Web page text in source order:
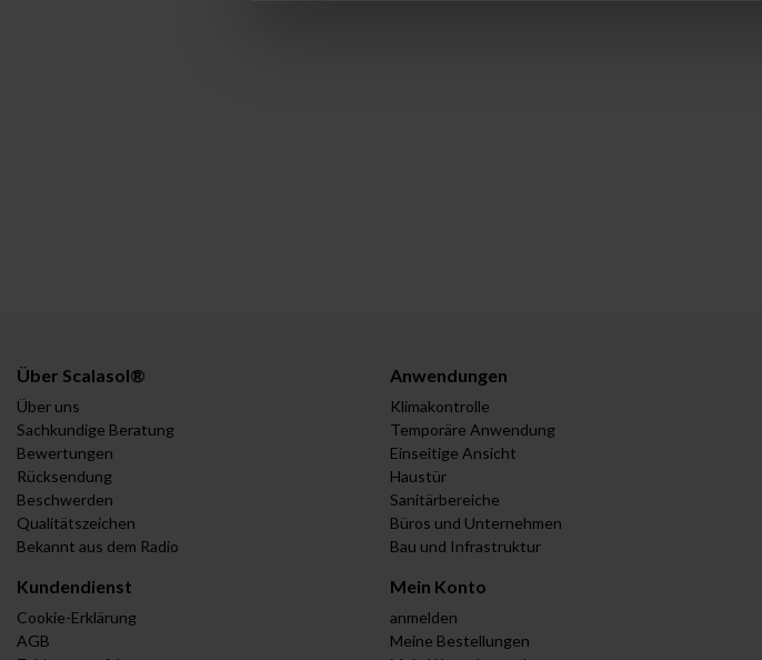
Über Scalasol®
Über uns
Sachkundige Beratung
Bewertungen
Rücksendung
Beschwerden
Qualitätszeichen
Bekannt aus dem Radio
Anwendungen
Klimakontrolle
Temporäre Anwendung
Einseitige Ansicht
Haustür
Sanitärbereiche
Büros und Unternehmen
Bau und Infrastruktur
Kundendienst
Cookie-Erklärung
AGB
Mein Konto
anmelden
Meine Bestellungen